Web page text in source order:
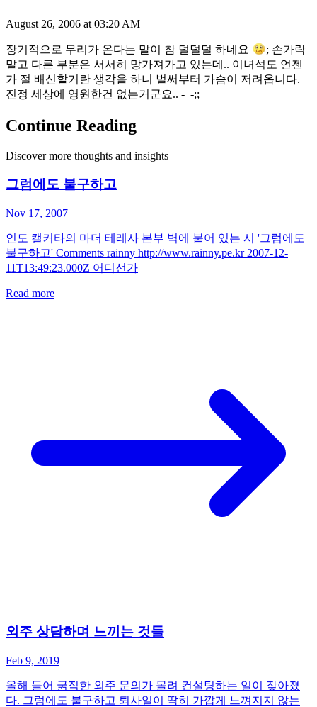
August 26, 2006 at 03:20 AM
장기적으로 무리가 온다는 말이 참 덜덜덜 하네요
; 손가락
말고 다른 부분은 서서히 망가져가고 있는데.. 이녀석도 언젠
가 절 배신할거란 생각을 하니 벌써부터 가슴이 저려옵니다.
진정 세상에 영원한건 없는거군요.. -_-;;
Continue Reading
Discover more thoughts and insights
그럼에도 불구하고
Nov 17, 2007
인도 캘커타의 마더 테레사 본부 벽에 붙어 있는 시 '그럼에도
불구하고' Comments rainny http://www.rainny.pe.kr 2007-12-
11T13:49:23.000Z 어디선가
Read more
외주 상담하며 느끼는 것들
Feb 9, 2019
올해 들어 굵직한 외주 문의가 몰려 컨설팅하는 일이 잦아졌
다. 그럼에도 불구하고 퇴사일이 딱히 가깝게 느껴지지 않는